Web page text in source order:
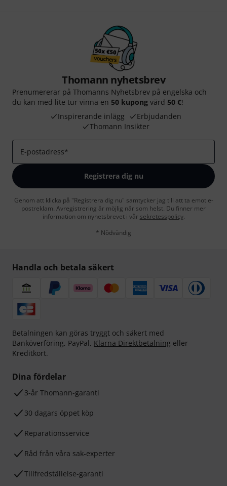
Thomann nyhetsbrev
Prenumererar på Thomanns Nyhetsbrev på engelska och
du kan med lite tur vinna en 50 kupong värd 50 €!
Inspirerande inlägg
Erbjudanden
Thomann Insikter
E-postadress*
Registrera dig nu
Genom att klicka på "Registrera dig nu" samtycker jag till att ta emot e-
postreklam. Avregistrering är möjlig när som helst. Du finner mer
information om nyhetsbrevet i vår sekretesspolicy.
* Nödvändig
Handla och betala säkert
Betalningen kan göras tryggt och säkert med
Banköverföring, PayPal, Klarna Direktbetalning eller
Kreditkort.
Dina fördelar
3-år Thomann-garanti
30 dagars öppet köp
Reparationsservice
Råd från våra sak-experter
Tillfredställelse-garanti